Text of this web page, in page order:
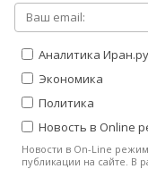
Аналитика Иран.ру
Экономика
Политика
Новость в Online
Новости в On-Line
публикации на сайте. В